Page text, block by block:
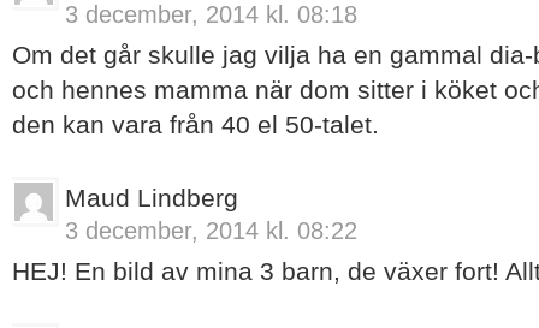
3 december, 2014 kl. 08:18
Om det går skulle jag vilja ha en gammal
och hennes mamma när dom sitter i köket
den kan vara från 40 el 50-talet.
Maud Lindberg
3 december, 2014 kl. 08:22
HEJ! En bild av mina 3 barn, de växer fort!